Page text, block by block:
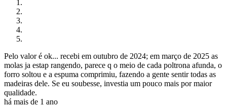
Pelo valor é ok... recebi em outubro de 2024; em março de 2025 as
molas ja estap rangendo, parece q o meio de cada poltrona afunda, o
forro soltou e a espuma comprimiu, fazendo a gente sentir todas as
madeiras dele. Se eu soubesse, investia um pouco mais por maior
qualidade.
há mais de 1 ano